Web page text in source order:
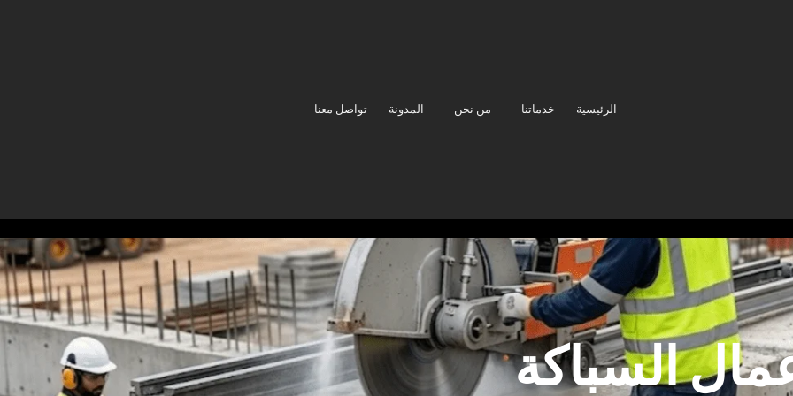
الرئيسية خدماتنا من نحن المدونة تواصل معنا
السباكة